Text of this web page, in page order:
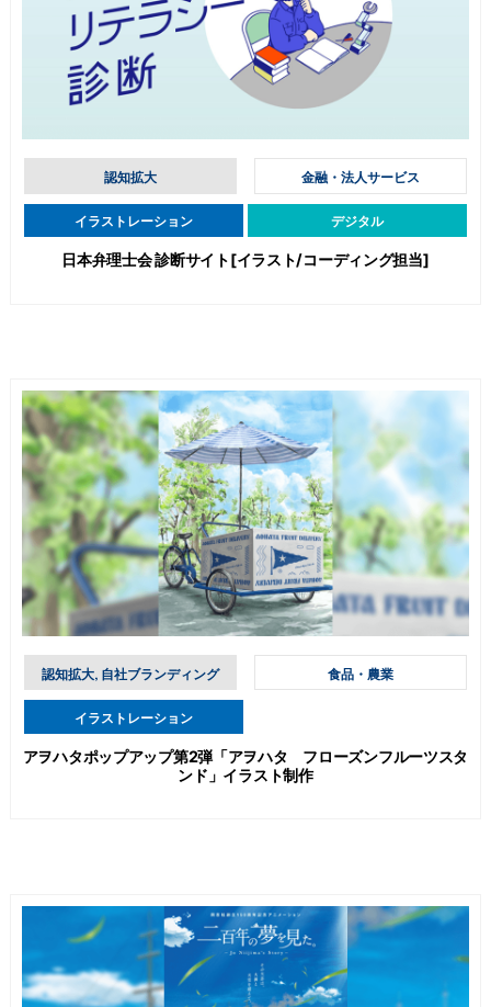
認知拡大 金融・法人サービス
イラストレーション デジタル
日本弁理士会 診断サイト[イラスト/コーディング担当]
認知拡大, 自社ブランディング 食品・農業
イラストレーション
アヲハタポップアップ第2弾「アヲハタ フローズンフルーツスタ
ンド」イラスト制作